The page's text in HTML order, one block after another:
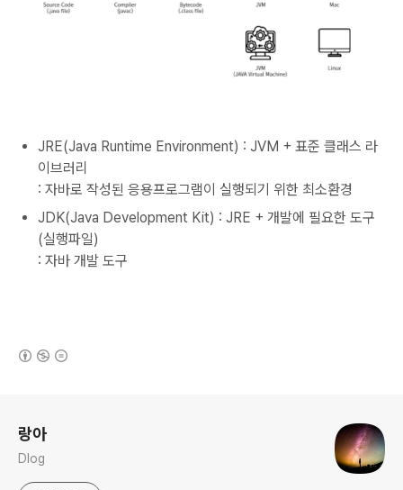
JRE(Java Runtime Environment) : JVM + 표준 클래스 라
이브러리
: 자바로 작성된 응용프로그램이 실행되기 위한 최소환경
JDK(Java Development Kit) : JRE + 개발에 필요한 도구
(실행파일)
: 자바 개발 도구
랑아
Dlog